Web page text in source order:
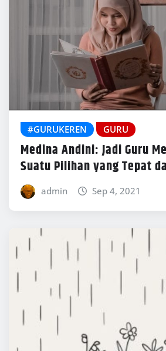
#GURUKEREN GURU
Medina Andini: Jadi Guru
Suatu Pilihan yang Tepat
admin Sep 4, 2021